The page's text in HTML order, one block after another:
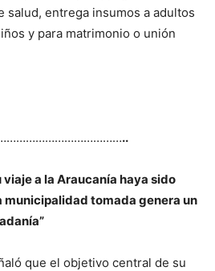
salud, entrega insumos a adultos
y para matrimonio o unión
..
a la Araucanía haya sido
municipalidad tomada genera un
que el objetivo central de su